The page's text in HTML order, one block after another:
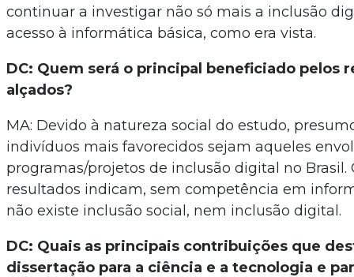
continuar a investigar não só mais a inclusão
acesso à informática básica, como era vista.
DC: Quem será o principal beneficiado pelos
alçados?
MA: Devido à natureza social do estudo,
indivíduos mais favorecidos sejam aqueles
programas/projetos de inclusão digital no Brasil.
resultados indicam, sem competência em
não existe inclusão social, nem inclusão digital.
DC: Quais as principais contribuições que
dissertação para a ciência e a tecnologia e